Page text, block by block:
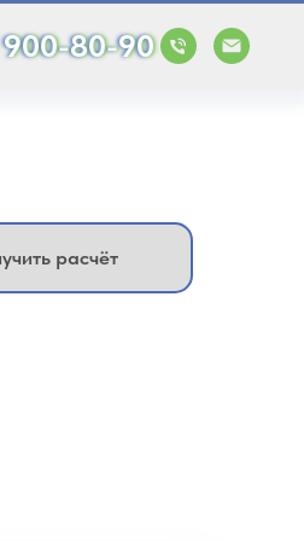
900-80-90
расчёт